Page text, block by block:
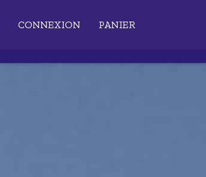
CONNEXION PANIER